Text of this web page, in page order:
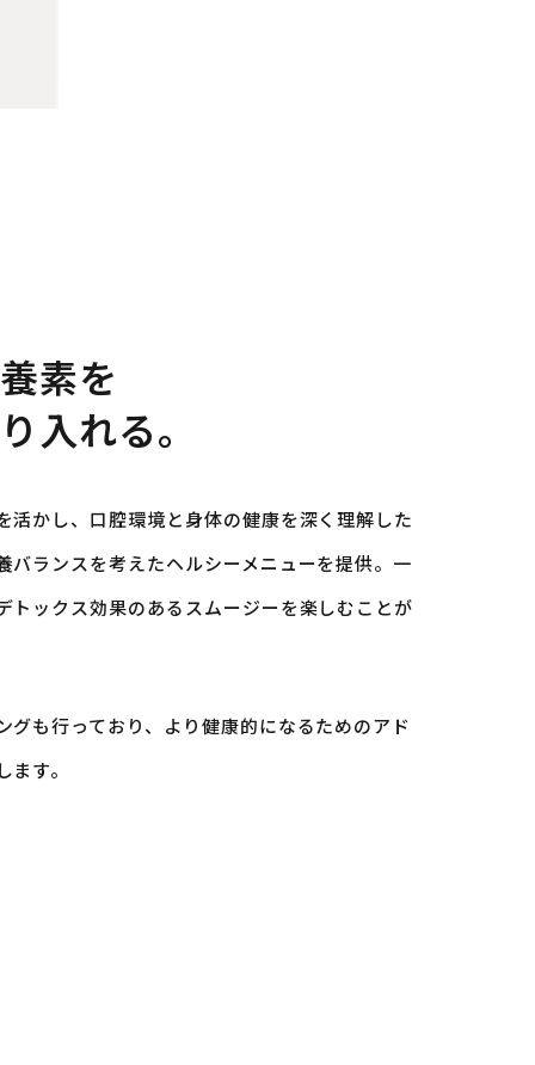
素を
入れる。
活かし、口腔環境と身体の健康を深く理解した
バランスを考えたヘルシーメニューを提供。一
トックス効果のあるスムージーを楽しむことが
グも行っており、より健康的になるためのアド
す。